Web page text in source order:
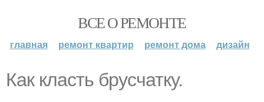
ВСЕ О РЕМОНТЕ
главная ремонт квартир ремонт дома дизайн
Как класть брусчатку.